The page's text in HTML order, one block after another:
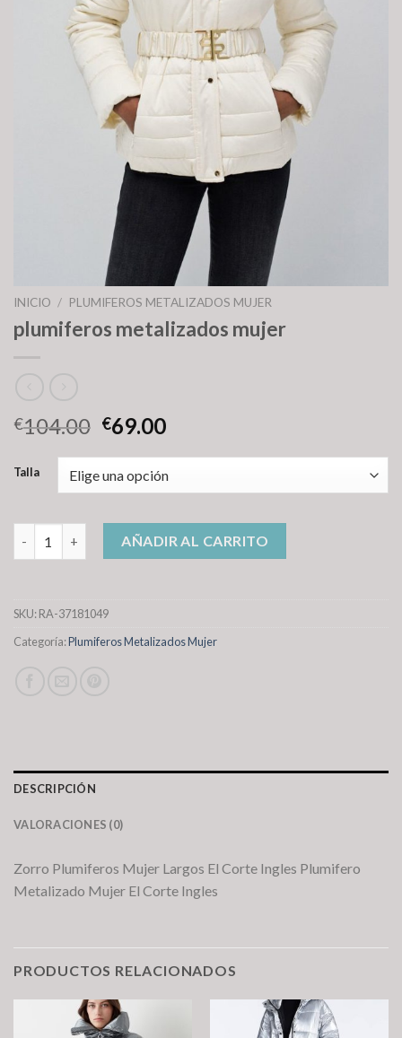
INICIO / PLUMIFEROS METALIZADOS MUJER
plumiferos metalizados mujer
€104.00 €69.00
Talla
plumiferos metalizados mujer cantidad
AÑADIR AL CARRITO
SKU:RA-37181049
Categoría:Plumiferos Metalizados Mujer
DESCRIPCIÓN
VALORACIONES (0)
Zorro Plumiferos Mujer Largos El Corte Ingles Plumifero
Metalizado Mujer El Corte Ingles
PRODUCTOS RELACIONADOS